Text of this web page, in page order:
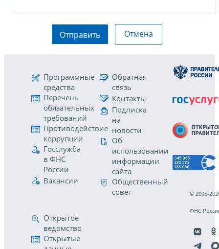
Отправить Отмена
Программные
средства
Перечень
обязательных
требований
Противодействие
коррупции
Госслужба
в ФНС
России
Вакансии
Обратная
связь
Контакты
Подписка
на
новости
Об
использовании
информации
сайта
Общественный
совет
Открытое
ведомство
Открытые
© 2005-
ФНС